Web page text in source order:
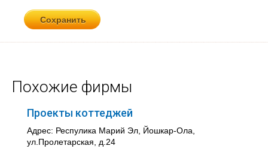
Похожие фирмы
Проекты коттеджей
Адрес: Респулика Марий Эл, Йошкар-Ола,
ул.Пролетарская, д.24